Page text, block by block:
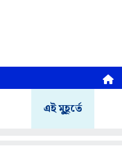
এই মুহূর্তে